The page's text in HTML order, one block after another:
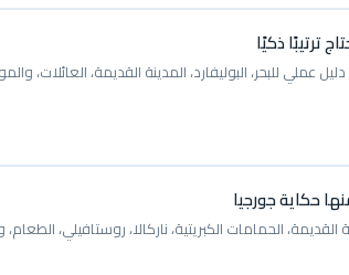
ترتيبًا ذكيًا
للبحر، البوليفارد، المدينة القديمة، العائلات،
حكاية جورجيا
القديمة، الحمامات الكبريتية، ناركالا، روستافيلي،